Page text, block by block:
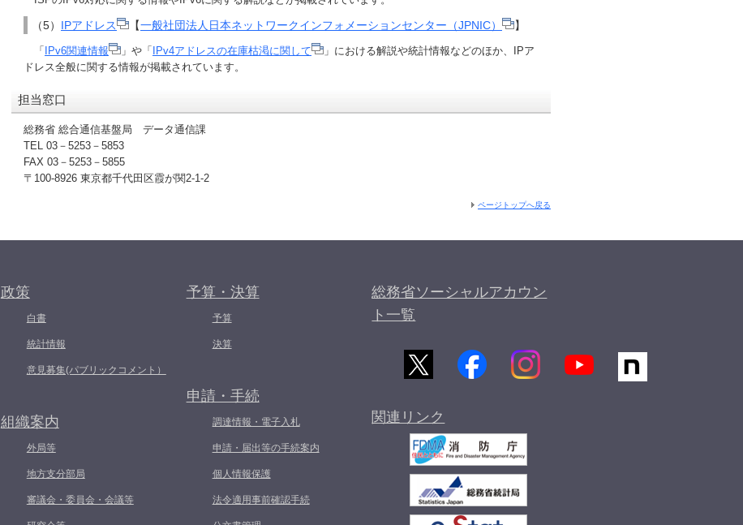
（5） IPアドレス 【一般社団法人日本ネットワークインフォメーションセンター（JPNIC） 】
「 IPv6関連情報 」や「 IPv4アドレスの在庫枯渇に関して
」における解説や統計情報などのほか、IPア
ドレス全般に関する情報が掲載されています。
担当窓口
総務省 総合通信基盤局 データ通信課
TEL 03－5253－5853
FAX 03－5253－5855
〒100-8926 東京都千代田区霞が関2-1-2
ページトップへ戻る
政策
白書
統計情報
意見募集(パブリックコメント）
組織案内
外局等
地方支分部局
審議会・委員会・会議等
予算・決算
予算
決算
申請・手続
調達情報・電子入札
申請・届出等の手続案内
個人情報保護
法令適用事前確認手続
総務省ソーシャルアカウン
ト一覧
関連リンク